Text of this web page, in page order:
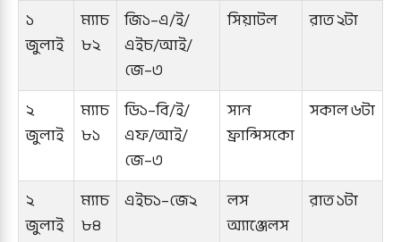
১
জুলাই
ম্যাচ
৮২
জি১–এ/ই/
এইচ/আই/
জে–৩
সিয়াটল রাত ২টা
২
জুলাই
ম্যাচ
৮১
ডি১–বি/ই/
এফ/আই/
জে–৩
সান
ফ্রান্সিসকো
সকাল ৬টা
২
জুলাই
ম্যাচ
৮৪
এইচ১–জে২
লস
অ্যাঞ্জেলস
রাত ১টা